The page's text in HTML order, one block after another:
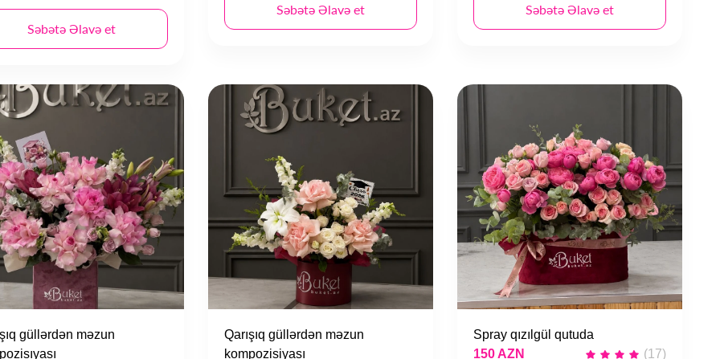
Səbətə Əlavə et
Səbətə Əlavə et Səbətə Əlavə et
güllərdən məzun
Qarışıq güllərdən məzun
kompozisiyası
Spray qızılgül qutuda
150 AZN
(17)